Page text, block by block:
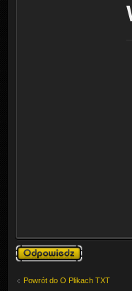
Odpowiedz
Powrót do O Plikach TXT